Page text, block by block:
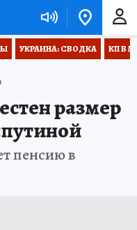
УКРАИНА: СВОДКА КП В
размер
пенсию в